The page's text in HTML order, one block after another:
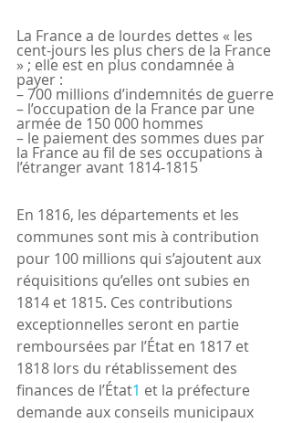
La France a de lourdes dettes « les
cent-jours les plus chers de la France
» ; elle est en plus condamnée à
payer :
– 700 millions d’indemnités de guerre
– l’occupation de la France par une
armée de 150 000 hommes
– le paiement des sommes dues par
la France au fil de ses occupations à
l’étranger avant 1814-1815
En 1816, les départements et les
communes sont mis à contribution
pour 100 millions qui s’ajoutent aux
réquisitions qu’elles ont subies en
1814 et 1815. Ces contributions
exceptionnelles seront en partie
remboursées par l’État en 1817 et
1818 lors du rétablissement des
finances de l’État1 et la préfecture
demande aux conseils municipaux